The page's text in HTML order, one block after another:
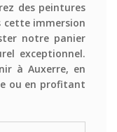
des peintures
cette immersion
notre panier
exceptionnel.
à Auxerre, en
ou en profitant